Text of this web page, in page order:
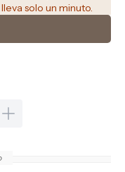
solo un minuto.